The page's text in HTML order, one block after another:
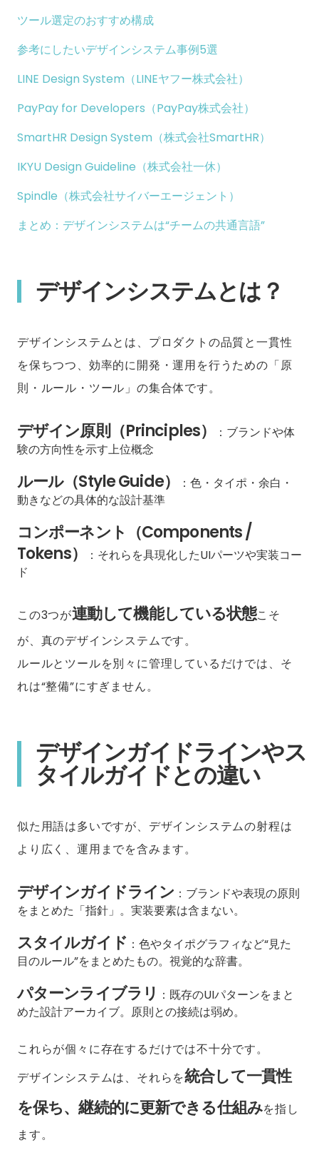
ツール選定のおすすめ構成
参考にしたいデザインシステム事例5選
LINE Design System（LINEヤフー株式会社）
PayPay for Developers（PayPay株式会社）
SmartHR Design System（株式会社SmartHR）
IKYU Design Guideline（株式会社一休）
Spindle（株式会社サイバーエージェント）
まとめ：デザインシステムは“チームの共通言語”
デザインシステムとは？
デザインシステムとは、プロダクトの品質と一貫性
を保ちつつ、効率的に開発・運用を行うための「原
則・ルール・ツール」の集合体です。
デザイン原則（Principles）
：ブランドや体
験の方向性を示す上位概念
ルール（Style Guide）
：色・タイポ・余白・
動きなどの具体的な設計基準
コンポーネント（Components /
Tokens）
：それらを具現化したUIパーツや実装コー
ド
この3つが連動して機能している状態こそ
が、真のデザインシステムです。
ルールとツールを別々に管理しているだけでは、そ
れは“整備”にすぎません。
デザインガイドラインやス
タイルガイドとの違い
似た用語は多いですが、デザインシステムの射程は
より広く、運用までを含みます。
デザインガイドライン ：ブランドや表現の原則
をまとめた「指針」。実装要素は含まない。
スタイルガイド ：色やタイポグラフィなど“見た
目のルール”をまとめたもの。視覚的な辞書。
パターンライブラリ ：既存のUIパターンをまと
めた設計アーカイブ。原則との接続は弱め。
これらが個々に存在するだけでは不十分です。
デザインシステムは、それらを統合して一貫性
を保ち、継続的に更新できる仕組みを指し
ます。